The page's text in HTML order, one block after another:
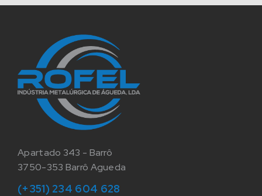
Apartado 343 - Barrô
3750-353 Barrô Agueda
(+351) 234 604 628